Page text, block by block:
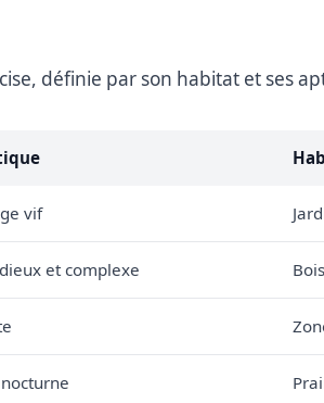
définie par son habitat et ses
vif
et complexe